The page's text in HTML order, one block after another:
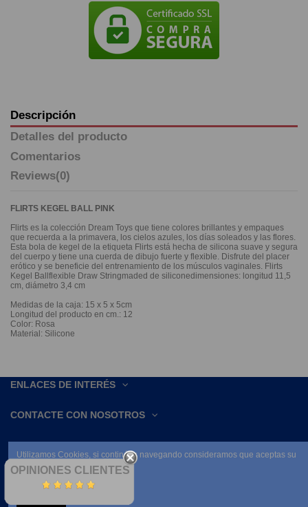
Descripción
Detalles del producto
Comentarios
Reviews(0)
FLIRTS KEGEL BALL PINK
Flirts es la colección Dream Toys que tiene colores brillantes y empaques
que recuerda a la primavera, los cielos azules, los días soleados y las flores.
Esta bola de kegel de la etiqueta Flirts está hecha de silicona suave y segura
del cuerpo y tiene una cuerda de dibujo fuerte y flexible. Disfrute del placer
erótico y se beneficie del entrenamiento de los músculos vaginales. Flirts
Kegel Ballflexible Draw Stringmaded de siliconedimensiones: longitud 11,5
cm, diámetro 3,4 cm
Medidas de la caja: 15 x 5 x 5cm
Longitud del producto en cm.: 12
Color: Rosa
Material: Silicone
ENLACES DE INTERÉS
CONTACTE CON NOSOTROS
OPINIONES CLIENTES
Utilizamos Cookies, si continúas navegando consideramos que aceptas su
uso.
Leer condiciones